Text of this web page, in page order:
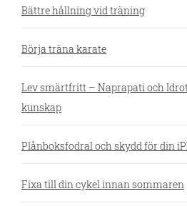
Bättre hållning vid träning
Börja träna karate
Lev smärtfritt – Naprapati och
kunskap
Plånboksfodral och skydd för din
Fixa till din cykel innan sommaren